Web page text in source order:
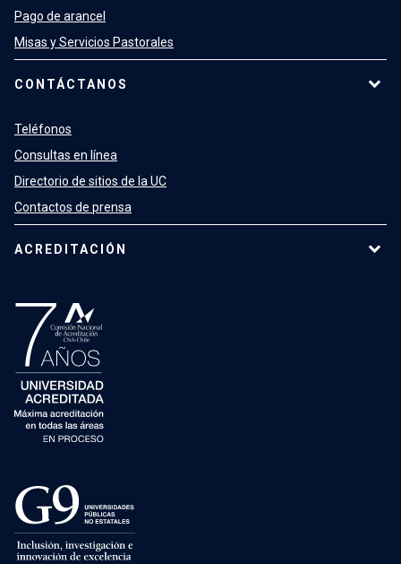
Pago de arancel
Misas y Servicios Pastorales
CONTÁCTANOS
Teléfonos
Consultas en línea
Directorio de sitios de la UC
Contactos de prensa
ACREDITACIÓN